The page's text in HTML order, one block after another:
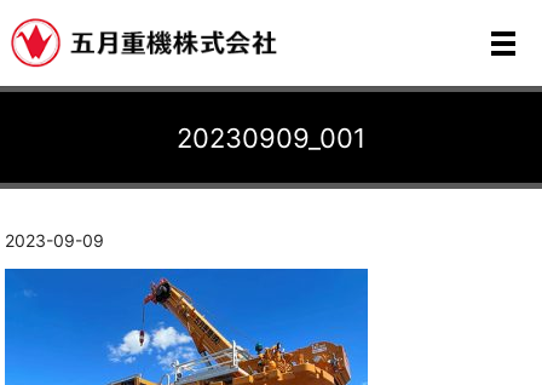
メ
20230909_001
2023-09-09